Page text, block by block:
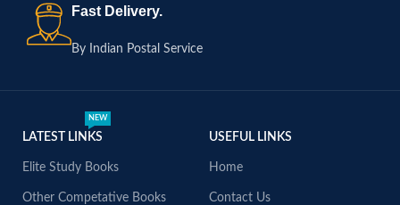
Fast Delivery.
By Indian Postal Service
LATEST LINKS
NEW
Elite Study Books
Other Competative Books
USEFUL LINKS
Home
Contact Us